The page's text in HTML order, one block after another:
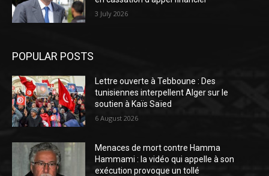
3 July 2026
POPULAR POSTS
Lettre ouverte à Tebboune : Des
tunisiennes interpellent Alger sur le
soutien à Kaïs Saïed
6 August 2026
Menaces de mort contre Hamma
Hammami : la vidéo qui appelle à son
exécution provoque un tollé